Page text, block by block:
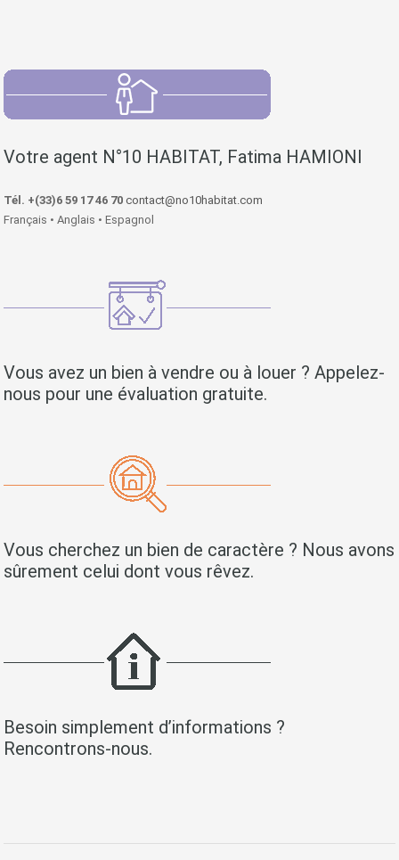
Votre agent N°10 HABITAT, Fatima HAMIONI
Tél. +(33)6 59 17 46 70 contact@no10habitat.com
Français • Anglais • Espagnol
Vous avez un bien à vendre ou à louer ? Appelez-
nous pour une évaluation gratuite.
Vous cherchez un bien de caractère ? Nous avons
sûrement celui dont vous rêvez.
Besoin simplement d’informations ?
Rencontrons-nous.